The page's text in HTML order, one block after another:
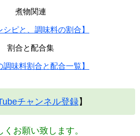
煮物関連
シピと、調味料の割合】
割合と配合集
調味料割合と配合一覧】
チャンネル登録】
くお願い致します。